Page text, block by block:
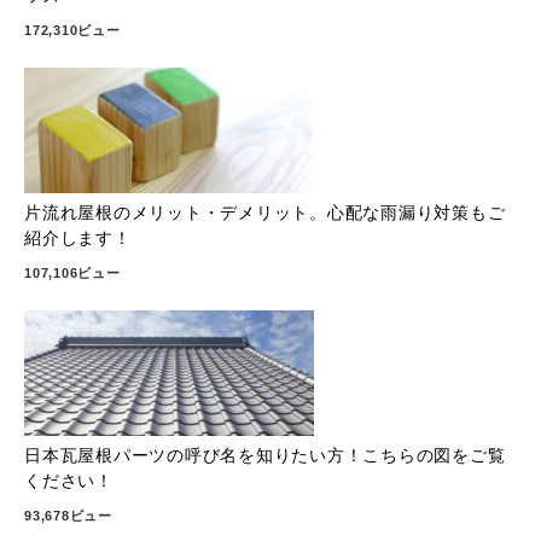
172,310ビュー
片流れ屋根のメリット・デメリット。心配な雨漏り対策もご
紹介します！
107,106ビュー
日本瓦屋根パーツの呼び名を知りたい方！こちらの図をご覧
ください！
93,678ビュー